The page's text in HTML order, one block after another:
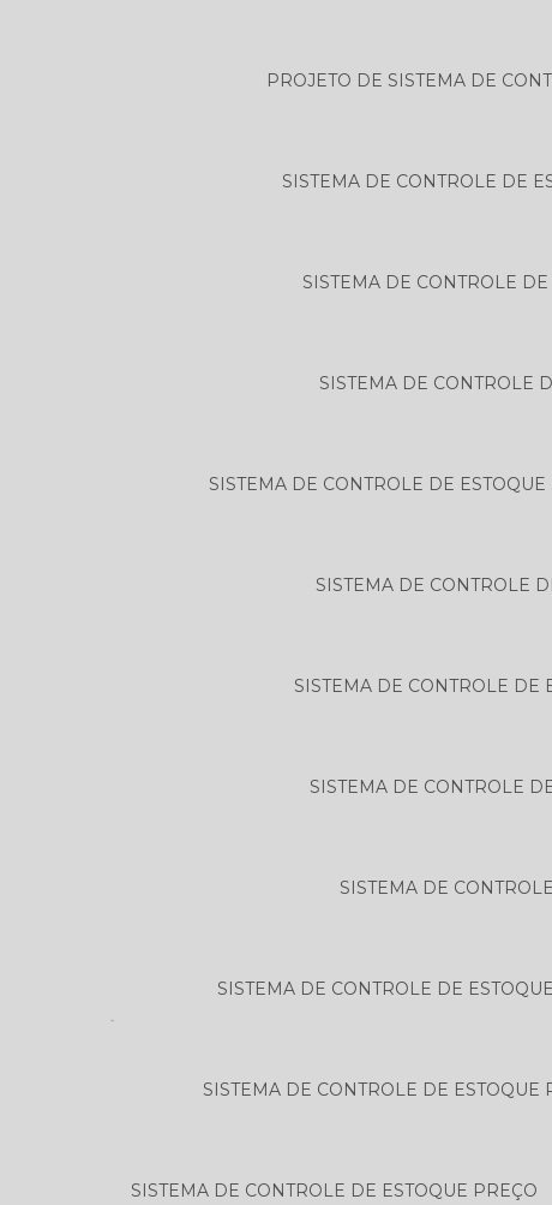
PROJETO DE SISTEMA DE
SISTEMA DE CONTROLE DE
SISTEMA DE CONTROLE
SISTEMA DE CONTROLE
SISTEMA DE CONTROLE DE
SISTEMA DE CONTROLE
SISTEMA DE CONTROLE DE
SISTEMA DE CONTROLE
SISTEMA DE
SISTEMA DE CONTROLE DE
SISTEMA DE CONTROLE DE ESTOQUE
SISTEMA DE CONTROLE DE ESTOQUE PREÇO